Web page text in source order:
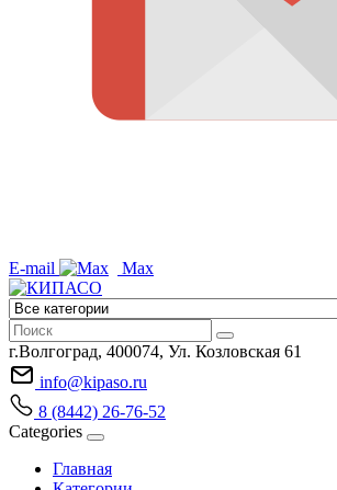
E-mail Max
г.Волгоград, 400074, Ул. Козловская 61
info@kipaso.ru
8 (8442) 26-76-52
Categories
Главная